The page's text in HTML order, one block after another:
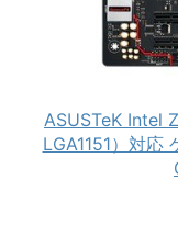
ASUSTeK Intel
LGA1151）対応